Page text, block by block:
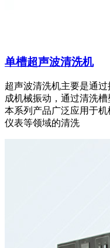
单槽超声波清洗机
超声波清洗机主要是通
成机械振动，通过清洗
本系列产品广泛应用于
仪表等领域的清洗